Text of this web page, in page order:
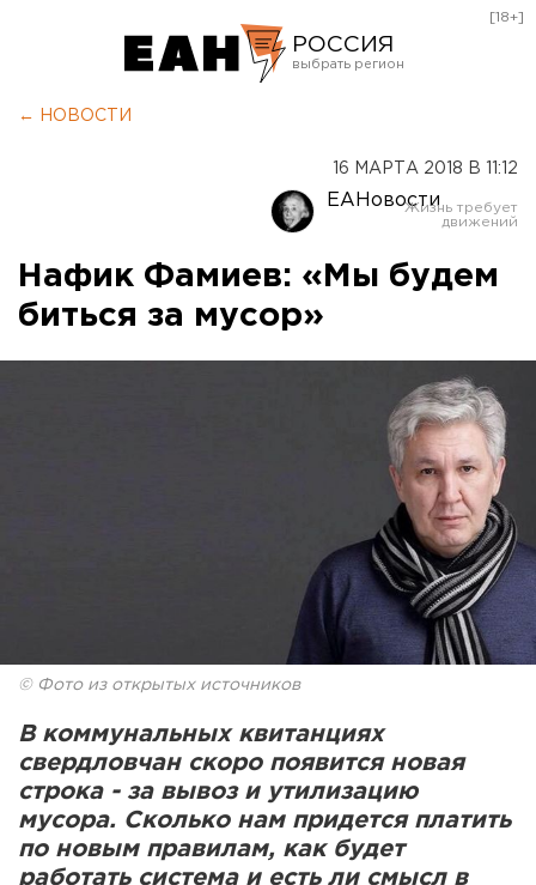
РОССИЯ
Оренбург
[18+]
← НОВОСТИ
16 МАРТА 2018 В 11:12
ЕАНовости
Нафик Фамиев: «Мы будем
биться за мусор»
© Фото из открытых источников
В коммунальных квитанциях
свердловчан скоро появится новая
строка - за вывоз и утилизацию
мусора. Сколько нам придется платить
по новым правилам, как будет
работать система и есть ли смысл в